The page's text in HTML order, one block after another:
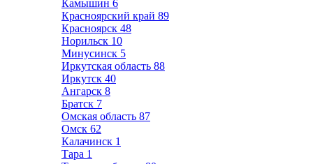
Камышин 6
Красноярский край 89
Красноярск 48
Норильск 10
Минусинск 5
Иркутская область 88
Иркутск 40
Ангарск 8
Братск 7
Омская область 87
Омск 62
Калачинск 1
Тара 1